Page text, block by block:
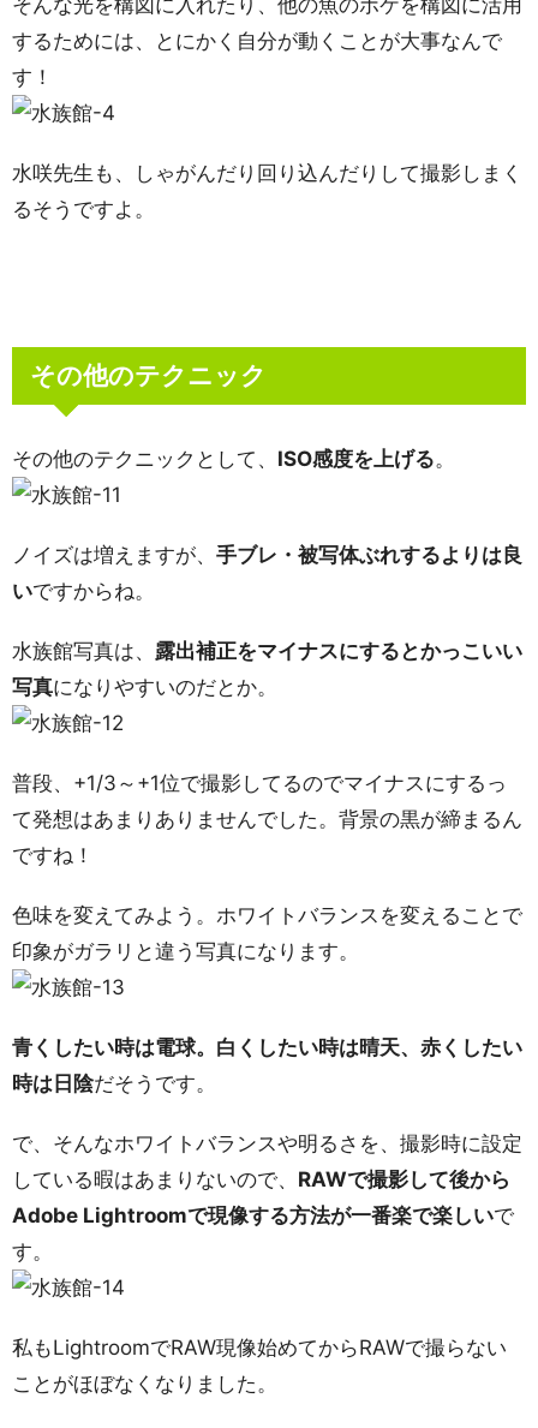
そんな光を構図に入れたり、他の魚のボケを構図に活用
するためには、とにかく自分が動くことが大事なんで
す！
水咲先生も、しゃがんだり回り込んだりして撮影しまく
るそうですよ。
その他のテクニック
その他のテクニックとして、 ISO感度を上げる。
ノイズは増えますが、 手ブレ・被写体ぶれするよりは良
いですからね。
水族館写真は、 露出補正をマイナスにするとかっこいい
写真になりやすいのだとか。
普段、+1/3～+1位で撮影してるのでマイナスにするっ
て発想はあまりありませんでした。背景の黒が締まるん
ですね！
色味を変えてみよう。ホワイトバランスを変えることで
印象がガラリと違う写真になります。
青くしたい時は電球。白くしたい時は晴天、赤くしたい
時は日陰だそうです。
で、そんなホワイトバランスや明るさを、撮影時に設定
している暇はあまりないので、 RAWで撮影して後から
Adobe Lightroomで現像する方法が一番楽で楽しいで
す。
私もLightroomでRAW現像始めてからRAWで撮らない
ことがほぼなくなりました。